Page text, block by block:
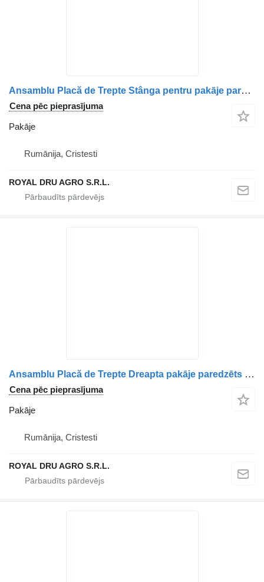
Ansamblu Placă de Trepte Stânga pentru pakāje paredzēts Volvo kravas automašīnas
Cena pēc pieprasījuma
Pakāje
Rumānija, Cristesti
ROYAL DRU AGRO S.R.L.
Ansamblu Placă de Trepte Dreapta pakāje paredzēts Volvo (Coduri: 21087113, 20593734, 20538248, 20538011) kravas automašīnas
Cena pēc pieprasījuma
Pakāje
Rumānija, Cristesti
ROYAL DRU AGRO S.R.L.